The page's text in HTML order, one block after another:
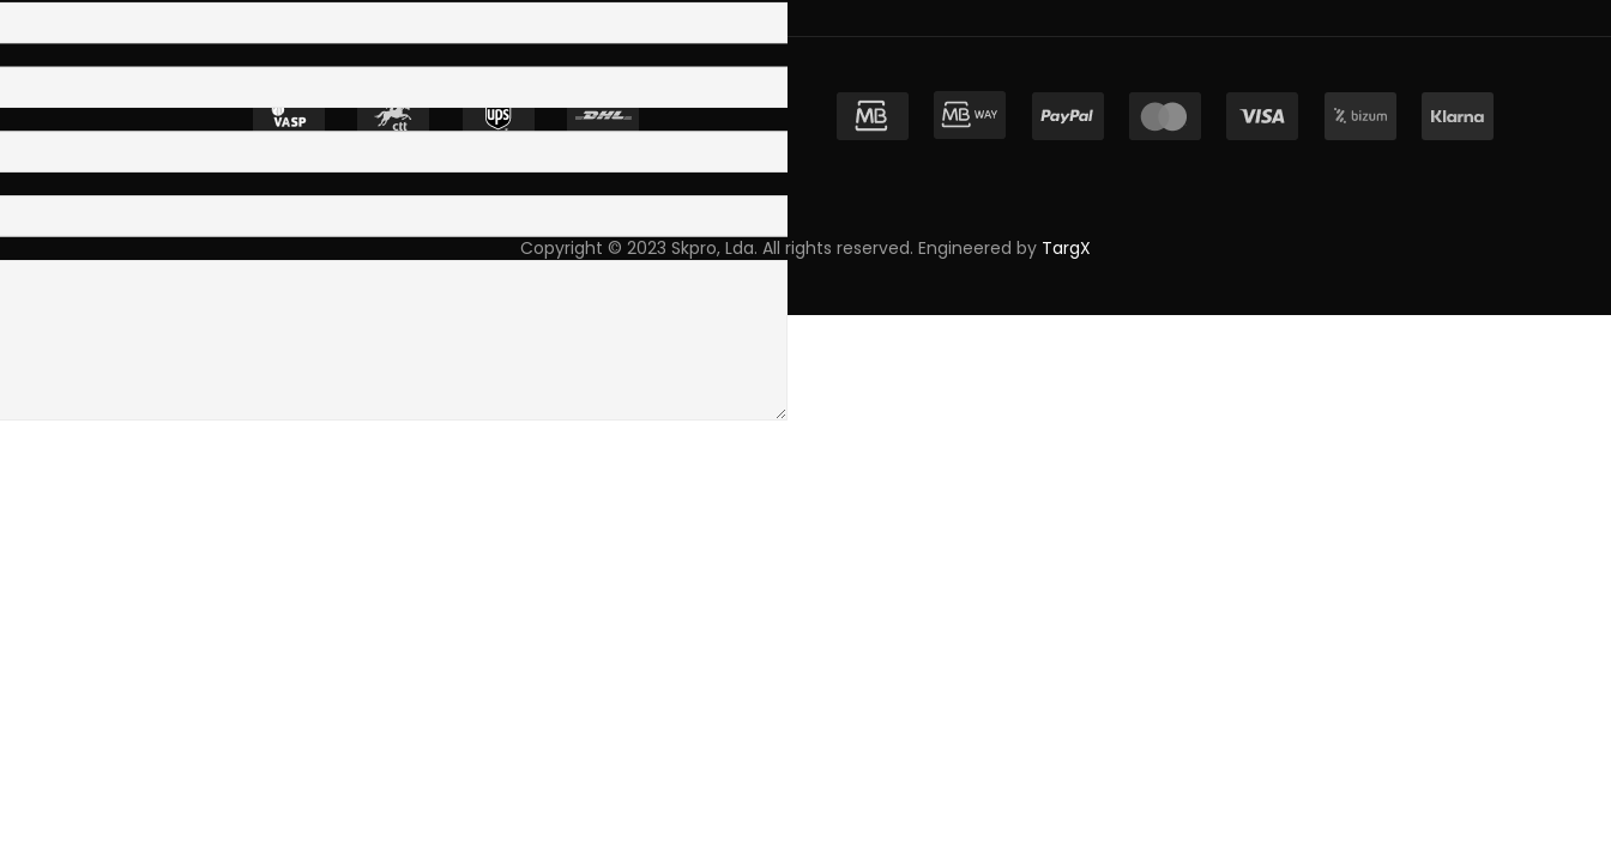
Copyright © 2023 Skpro, Lda. All rights reserved. Engineered by TargX